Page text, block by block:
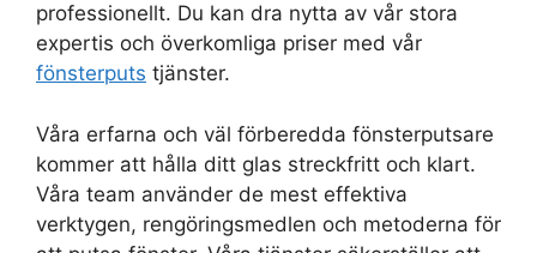
professionellt. Du kan dra nytta av vår stora
expertis och överkomliga priser med vår
fönsterputs tjänster.
Våra erfarna och väl förberedda fönsterputsare
kommer att hålla ditt glas streckfritt och klart.
Våra team använder de mest effektiva
verktygen, rengöringsmedlen och metoderna för